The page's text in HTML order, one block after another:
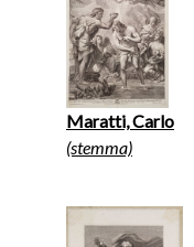
Maratti, Carlo
(stemma)